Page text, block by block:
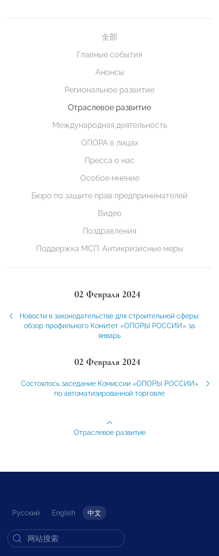
全部
Главные события
Анонсы
Региональное развитие
Отраслевое развитие
Международная деятельность
ОПОРА в лицах
Пресса о нас
Особое мнение
Бюро по защите прав предпринимателей
Видео
Поздравления
Поддержка МСП. Антикризисные меры
02 Февраля 2024
Новости в законодательстве для строительной сферы:
обзор профильного Комитет «ОПОРЫ РОССИИ» за
январь
02 Февраля 2024
Состоялось заседание Комиссии «ОПОРЫ РОССИИ»
по автоматизированной торговле
Отраслевое развитие
Русский English 中文